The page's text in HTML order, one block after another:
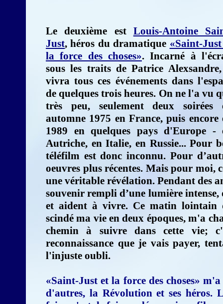
Le deuxième est Louis-Antoine
Just, héros du dramatique «Saint-
la force des choses». Incarné à
sous les traits de Patrice
vivra tous ces événements dans
de quelques trois heures. On ne l'a vu
très peu, seulement deux soirées
automne 1975 en France, puis encore
1989 en quelques pays d'Europe -
Autriche, en Italie, en Russie... Pour
téléfilm est donc inconnu. Pour
oeuvres plus récentes. Mais pour moi,
une véritable révélation. Pendant des
souvenir rempli d’une lumière intense,
et aident à vivre. Ce matin
scindé ma vie en deux époques, m'a
chemin à suivre dans cette vie;
reconnaissance que je vais payer,
l'injuste oubli.
«Saint-Just et la force des choses»
d'autres, la Révolution et ses héros.